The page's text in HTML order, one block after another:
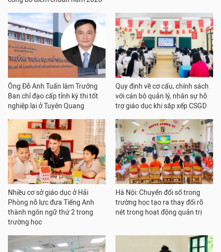
Ông Đỗ Anh Tuấn làm Trưởng
Ban chỉ đạo cấp tỉnh kỳ thi tốt
nghiệp lại ở Tuyên Quang
Quy định về cơ cấu, chính sách
với cán bộ quản lý, nhân sự hỗ
trợ giáo dục khi sắp xếp CSGD
Nhiều cơ sở giáo dục ở Hải
Phòng nỗ lực đưa Tiếng Anh
thành ngôn ngữ thứ 2 trong
trường học
Hà Nội: Chuyển đổi số trong
trường học tạo ra thay đổi rõ
nét trong hoạt động quản trị